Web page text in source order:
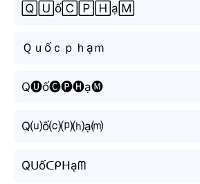
🅀🅄ố🄲🄿🄷ạ🄼
Ｑｕốｃｐｈạｍ
Q🅤ố🅒🅟🅗ạ🅜
Q⒰ố⒞⒫⒣ạ⒨
Qᑌốᑕᑭᕼạᗰ